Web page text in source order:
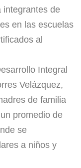
integrantes de
en las escuelas
al
Integral
Velázquez,
de familia
promedio de
se
a niños y